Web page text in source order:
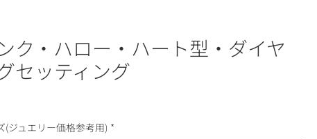
ク・ハロー・ハート型・ダイヤ
セッティング
(ジュエリー価格参考用) *